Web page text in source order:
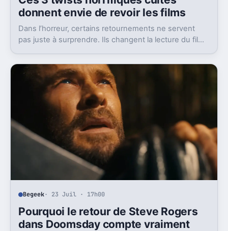
donnent envie de revoir les films
Dans l’horreur, certains retournements ne servent
pas juste à surprendre. Ils changent la lecture du film,
Begeek· 23 Juil · 17h00
Pourquoi le retour de Steve Rogers
dans Doomsday compte vraiment